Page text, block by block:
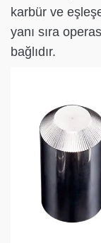
karbür ve
yanı sıra
bağlıdır.